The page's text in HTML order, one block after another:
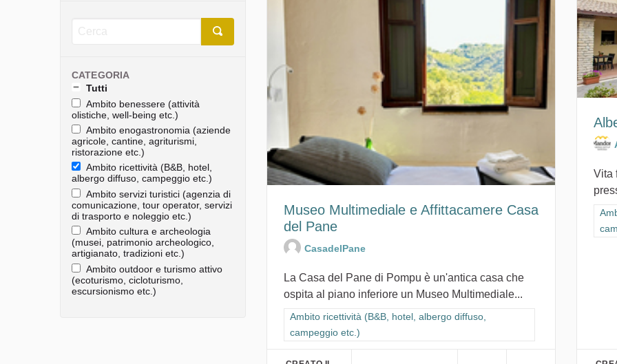
CATEGORIA
Tutti
Ambito benessere (attività
olistiche, well-being etc.)
Ambito enogastronomia (aziende
agricole, cantine, agriturismi,
ristorazione etc.)
Ambito ricettività (B&B, hotel,
albergo diffuso, campeggio etc.)
Ambito servizi turistici (agenzia di
comunicazione, tour operator, servizi
di trasporto e noleggio etc.)
Ambito cultura e archeologia
(musei, patrimonio archeologico,
artigianato, tradizioni etc.)
Ambito outdoor e turismo attivo
(ecoturismo, cicloturismo,
escursionismo etc.)
Museo Multimediale e Affittacamere Casa
del Pane
CasadelPane
La Casa del Pane di Pompu è un'antica casa che
ospita al piano inferiore un Museo Multimediale...
Filtra i risultati per categoria: Ambito ricettività (B&B, hotel, albergo diffuso,
Ambito ricettività (B&B, hotel, albergo diffuso,
campeggio etc.)
Vita